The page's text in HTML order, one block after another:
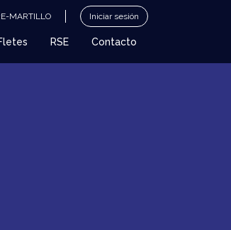
MARTILLO Iniciar sesión
RSE Contacto